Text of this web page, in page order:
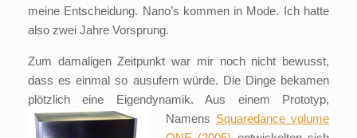
meine Entscheidung. Nano’s kommen in Mode. Ich hatte
also zwei Jahre Vorsprung.
Zum damaligen Zeitpunkt war mir noch nicht bewusst,
dass es einmal so ausufern würde. Die Dinge bekamen
plötzlich eine Eigendynamik. Aus einem Prototyp,
Namens Squaredance volume